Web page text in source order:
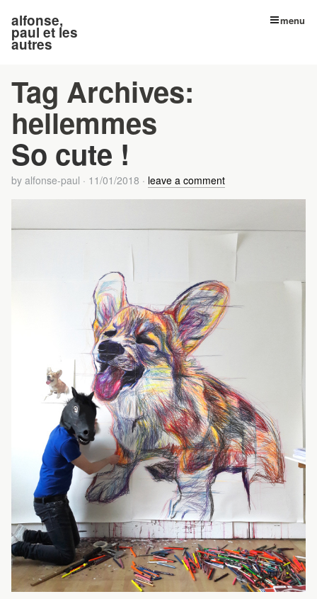
alfonse,
paul et les
autres
menu
Tag Archives:
hellemmes
So cute !
by alfonse-paul · 11/01/2018 · leave a comment